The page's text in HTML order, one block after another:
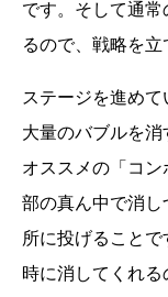
です。そして通
るので、戦略を立
ステージを進め
大量のバブルを
オススメの「コ
部の真ん中で消
所に投げること
時に消してくれ